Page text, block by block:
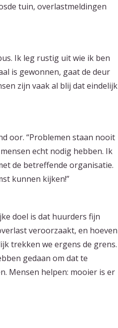
tuin, overlastmeldingen
Ik leg rustig uit wie ik ben
is gewonnen, gaat de deur
zijn vaak al blij dat eindelijk
oor. “Problemen staan nooit
echt nodig hebben. Ik
de betreffende organisatie.
kunnen kijken!”
doel is dat huurders fijn
veroorzaakt, en hoeven
trekken we ergens de grens.
gedaan om dat te
Mensen helpen: mooier is er